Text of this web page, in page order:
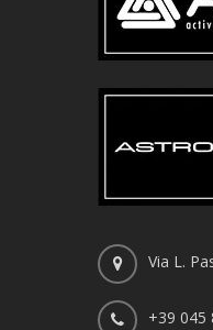
Via L.
+39 045